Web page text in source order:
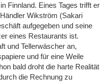
Finnland. Eines Tages trifft er
Wikström (Sakari
aufgegeben und seine
eines Restaurants ist.
und Tellerwäscher an,
und für eine Weile
bald droht die harte Realität
die Rechnung zu